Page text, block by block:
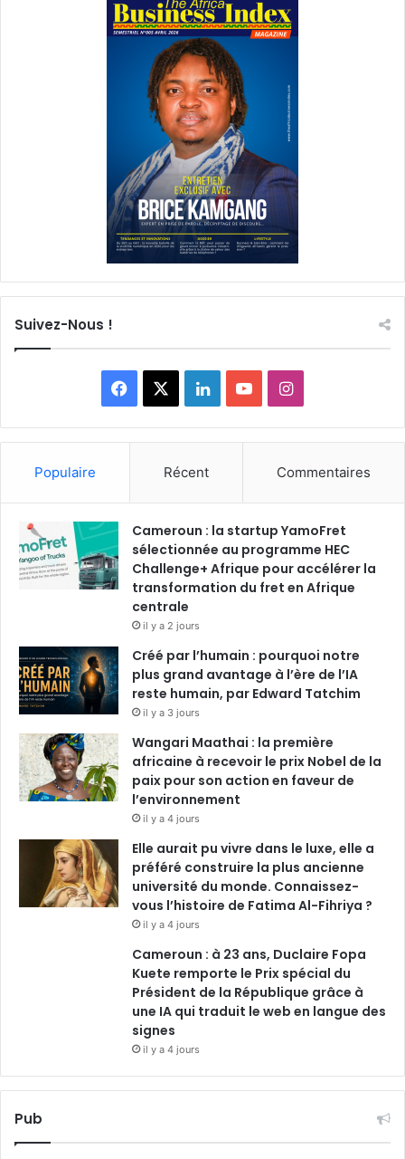
Suivez-Nous !
a
b
o
o
L
i
e
d
o
u
b
I
n
a
g
m
Populaire Récent Commentaires
Cameroun : la startup YamoFret
sélectionnée au programme HEC
Challenge+ Afrique pour accélérer la
transformation du fret en Afrique
centrale
il y a 2 jours
Créé par l’humain : pourquoi notre
plus grand avantage à l’ère de l’IA
reste humain, par Edward Tatchim
il y a 3 jours
Wangari Maathai : la première
africaine à recevoir le prix Nobel de la
paix pour son action en faveur de
l’environnement
il y a 4 jours
Elle aurait pu vivre dans le luxe, elle a
préféré construire la plus ancienne
université du monde. Connaissez-
vous l’histoire de Fatima Al-Fihriya ?
il y a 4 jours
Cameroun : à 23 ans, Duclaire Fopa
Kuete remporte le Prix spécial du
Président de la République grâce à
une IA qui traduit le web en langue des
signes
il y a 4 jours
Pub